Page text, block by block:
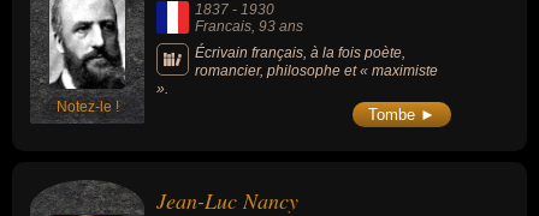
Notez-le !
1837 - 1930
Francais, 93 ans
Écrivain français, à la fois poète,
romancier, philosophe et « maximiste
».
Tombe ►
Jean-Luc Nancy